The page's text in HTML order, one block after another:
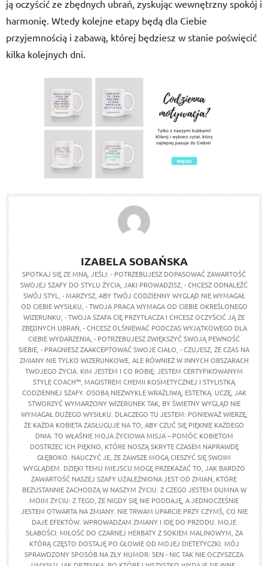
ją oczyścić ze zbędnych ubrań, zyskując wewnętrzny spokój i
harmonię. Wtedy kolejne etapy będą dla Ciebie
przyjemnością i zabawą, której będziesz w stanie poświęcić
kilka kolejnych dni.
IZABELA SOBAŃSKA
SPOTKAJ SIĘ ZE MNĄ, JEŚLI: - POTRZEBUJESZ DOPASOWAĆ ZAWARTOŚĆ
SWOJEJ SZAFY DO STYLU ŻYCIA, JAKI PROWADZISZ, - CHCESZ ODNALEŹĆ
SWÓJ STYL, - MARZYSZ, ABY TWÓJ CODZIENNY WYGLĄD NIE WYMAGAŁ
OD CIEBIE WYSIŁKU, - TWOJA PRACA WYMAGA OD CIEBIE OKREŚLONEGO
WIZERUNKU, - TWOJA SZAFA CIĘ PRZYTŁACZA I CHCESZ OCZYŚCIĆ JĄ ZE
ZBĘDNYCH UBRAŃ, - CHCESZ OLŚNIEWAĆ PODCZAS WYJĄTKOWEGO DLA
CIEBIE WYDARZENIA, - POTRZEBUJESZ ZWIĘKSZYĆ SWOJĄ PEWNOŚĆ
SIEBIE, - PRAGNIESZ ZAAKCEPTOWAĆ SWOJE CIAŁO, - CZUJESZ, ŻE CZAS NA
ZMIANY NIE TYLKO WIZERUNKOWE, ALE RÓWNIEŻ W INNYCH OBSZARACH
TWOJEGO ŻYCIA. KIM JESTEM I CO ROBIĘ: JESTEM CERTYFIKOWANYM
STYLE COACH™, MAGISTREM CHEMII KOSMETYCZNEJ I STYLISTKĄ
CODZIENNEJ SZAFY. OSOBĄ NIEZWYKLE WRAŻLIWĄ, ESTETKĄ. UCZĘ, JAK
STWORZYĆ WYMARZONY WIZERUNEK TAK, BY ŚWIETNY WYGLĄD NIE
WYMAGAŁ DUŻEGO WYSIŁKU. DLACZEGO TU JESTEM: PONIEWAŻ WIERZĘ,
ŻE KAŻDA KOBIETA ZASŁUGUJE NA TO, ABY CZUĆ SIĘ PIĘKNIE KAŻDEGO
DNIA. TO WŁAŚNIE MOJA ŻYCIOWA MISJA – POMÓC KOBIETOM
DOSTRZEC ICH PIĘKNO, KTÓRE NOSZĄ SKRYTE CZASEM NAPRAWDĘ
GŁĘBOKO. NAUCZYĆ JE, ŻE ZAWSZE MOGĄ CIESZYĆ SIĘ SWOIM
WYGLĄDEM. DZIĘKI TEMU MIEJSCU MOGĘ PRZEKAZAĆ TO, JAK BARDZO
ZAWARTOŚĆ NASZEJ SZAFY UZALEŻNIONA JEST OD ZMIAN, KTÓRE
BEZUSTANNIE ZACHODZĄ W NASZYM ŻYCIU. Z CZEGO JESTEM DUMNA W
MOIM ŻYCIU: Z TEGO, ŻE NIGDY SIĘ NIE PODDAJĘ, A JEDNOCZEŚNIE
JESTEM OTWARTA NA ZMIANY. NIE TRWAM UPARCIE PRZY CZYMŚ, CO NIE
DAJE EFEKTÓW. WPROWADZAM ZMIANY I IDĘ DO PRZODU. MOJE
SŁABOŚCI: MIŁOŚĆ DO CZARNEJ HERBATY Z SOKIEM MALINOWYM, ZA
KTÓRĄ CZĘSTO DOSTAJĘ PO GŁOWIE OD MOJEJ DIETETYCZKI. MÓJ
SPRAWDZONY SPOSÓB NA ZŁY HUMOR: SEN - NIC TAK NIE OCZYSZCZA